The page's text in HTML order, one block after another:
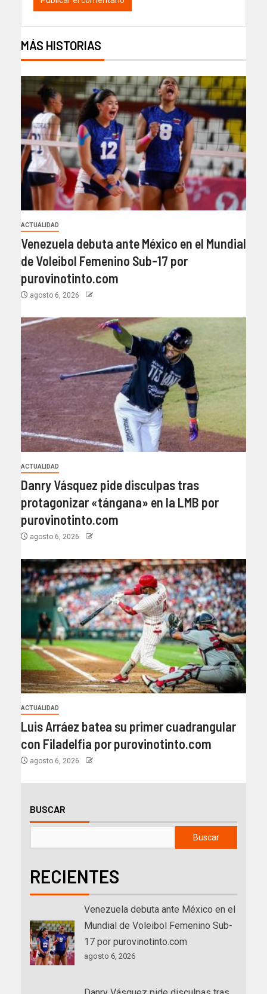
MÁS HISTORIAS
ACTUALIDAD
Venezuela debuta ante México en el Mundial
de Voleibol Femenino Sub-17 por
purovinotinto.com
agosto 6, 2026
ACTUALIDAD
Danry Vásquez pide disculpas tras
protagonizar «tángana» en la LMB por
purovinotinto.com
agosto 6, 2026
ACTUALIDAD
Luis Arráez batea su primer cuadrangular
con Filadelfia por purovinotinto.com
agosto 6, 2026
BUSCAR
Buscar
RECIENTES
Venezuela debuta ante México en el
Mundial de Voleibol Femenino Sub-
17 por purovinotinto.com
agosto 6, 2026